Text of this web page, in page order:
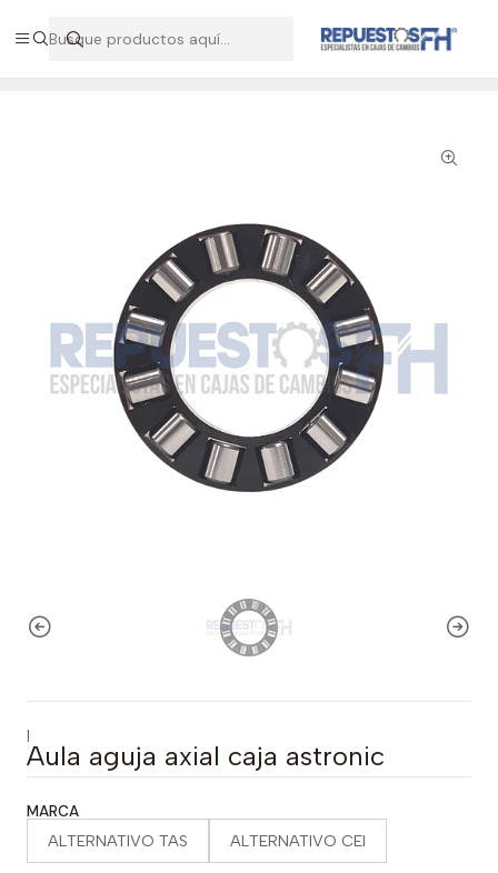
Hablemos por WhatsApp +56 9 7138 9597 / +56 9 8500 2568
|
Aula aguja axial caja astronic
MARCA
ALTERNATIVO TAS ALTERNATIVO CEI